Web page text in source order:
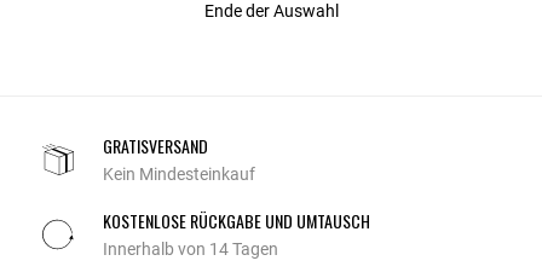
Ende der Auswahl
GRATISVERSAND
Kein Mindesteinkauf
KOSTENLOSE RÜCKGABE UND UMTAUSCH
Innerhalb von 14 Tagen